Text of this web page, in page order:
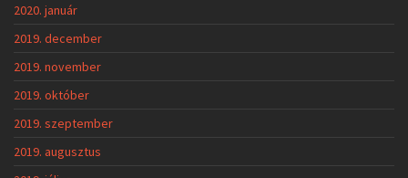
2020. január
2019. december
2019. november
2019. október
2019. szeptember
2019. augusztus